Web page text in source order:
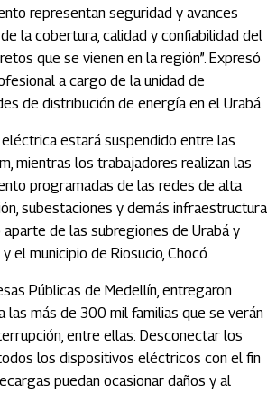
representan seguridad y avances
la cobertura, calidad y confiabilidad del
que se vienen en la región”. Expresó
a cargo de la unidad de
de distribución de energía en el Urabá.
estará suspendido entre las
mientras los trabajadores realizan las
programadas de las redes de alta
subestaciones y demás infraestructura
de las subregiones de Urabá y
el municipio de Riosucio, Chocó.
Públicas de Medellín, entregaron
las más de 300 mil familias que se verán
entre ellas: Desconectar los
los dispositivos eléctricos con el fin
puedan ocasionar daños y al